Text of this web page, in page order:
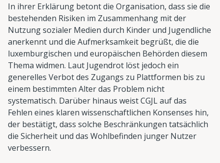
In ihrer Erklärung betont die Organisation, dass sie die
bestehenden Risiken im Zusammenhang mit der
Nutzung sozialer Medien durch Kinder und Jugendliche
anerkennt und die Aufmerksamkeit begrüßt, die die
luxemburgischen und europäischen Behörden diesem
Thema widmen. Laut Jugendrot löst jedoch ein
generelles Verbot des Zugangs zu Plattformen bis zu
einem bestimmten Alter das Problem nicht
systematisch. Darüber hinaus weist CGJL auf das
Fehlen eines klaren wissenschaftlichen Konsenses hin,
der bestätigt, dass solche Beschränkungen tatsächlich
die Sicherheit und das Wohlbefinden junger Nutzer
verbessern.